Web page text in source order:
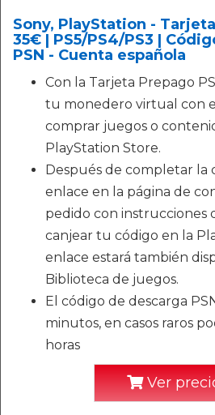
Sony, PlayStation -
35€ | PS5/PS4/PS3 |
PSN - Cuenta española
Con la Tarjeta Prepago
tu monedero virtual con
comprar juegos o
PlayStation Store.
Después de completar la
enlace en la página de
pedido con instrucciones
canjear tu código en la
enlace estará también
Biblioteca de juegos.
El código de descarga
minutos, en casos raros
horas
Ver